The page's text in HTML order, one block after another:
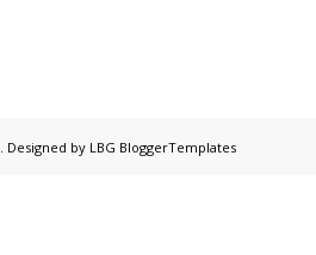
. Designed by LBG BloggerTemplates